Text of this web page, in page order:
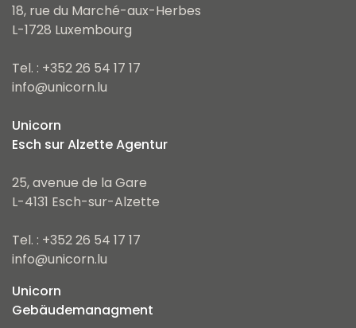
18, rue du Marché-aux-Herbes
L-1728 Luxembourg
Tel. : +352 26 54 17 17
info@unicorn.lu
Unicorn
Esch sur Alzette Agentur
25, avenue de la Gare
L-4131 Esch-sur-Alzette
Tel. : +352 26 54 17 17
info@unicorn.lu
Unicorn
Gebäudemanagment